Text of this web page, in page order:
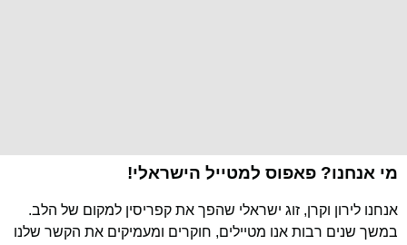
מי אנחנו? פאפוס למטייל הישראלי!
אנחנו לירון וקרן, זוג ישראלי שהפך את קפריסין למקום של הלב.
במשך שנים רבות אנו מטיילים, חוקרים ומעמיקים את הקשר שלנו